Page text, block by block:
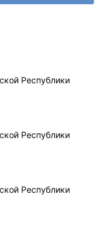
Республики
Республики
Республики